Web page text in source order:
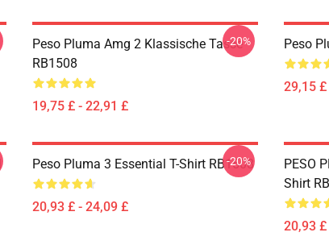
Peso Pluma Amg 2 Klassische Tasse
RB1508
19,75 £ - 22,91 £
-20% Peso
29,15
Peso Pluma 3 Essential T-Shirt RB1508
20,93 £ - 24,09 £
-20%
PESO
Shirt
20,93